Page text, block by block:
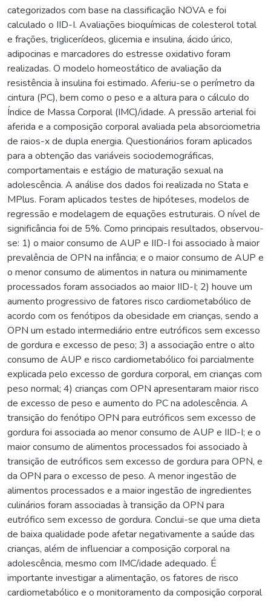
categorizados com base na classificação NOVA e foi
calculado o IID-I. Avaliações bioquímicas de colesterol total
e frações, triglicerídeos, glicemia e insulina, ácido úrico,
adipocinas e marcadores do estresse oxidativo foram
realizadas. O modelo homeostático de avaliação da
resistência à insulina foi estimado. Aferiu-se o perímetro da
cintura (PC), bem como o peso e a altura para o cálculo do
Índice de Massa Corporal (IMC)/idade. A pressão arterial foi
aferida e a composição corporal avaliada pela absorciometria
de raios-x de dupla energia. Questionários foram aplicados
para a obtenção das variáveis sociodemográficas,
comportamentais e estágio de maturação sexual na
adolescência. A análise dos dados foi realizada no Stata e
MPlus. Foram aplicados testes de hipóteses, modelos de
regressão e modelagem de equações estruturais. O nível de
significância foi de 5%. Como principais resultados, observou-
se: 1) o maior consumo de AUP e IID-I foi associado à maior
prevalência de OPN na infância; e o maior consumo de AUP e
o menor consumo de alimentos in natura ou minimamente
processados foram associados ao maior IID-I; 2) houve um
aumento progressivo de fatores risco cardiometabólico de
acordo com os fenótipos da obesidade em crianças, sendo a
OPN um estado intermediário entre eutróficos sem excesso
de gordura e excesso de peso; 3) a associação entre o alto
consumo de AUP e risco cardiometabólico foi parcialmente
explicada pelo excesso de gordura corporal, em crianças com
peso normal; 4) crianças com OPN apresentaram maior risco
de excesso de peso e aumento do PC na adolescência. A
transição do fenótipo OPN para eutróficos sem excesso de
gordura foi associada ao menor consumo de AUP e IID-I; e o
maior consumo de alimentos processados foi associado à
transição de eutróficos sem excesso de gordura para OPN, e
da OPN para o excesso de peso. A menor ingestão de
alimentos processados e a maior ingestão de ingredientes
culinários foram associadas à transição da OPN para
eutrófico sem excesso de gordura. Conclui-se que uma dieta
de baixa qualidade pode afetar negativamente a saúde das
crianças, além de influenciar a composição corporal na
adolescência, mesmo com IMC/idade adequado. É
importante investigar a alimentação, os fatores de risco
cardiometabólico e o monitoramento da composição corporal